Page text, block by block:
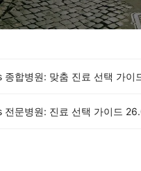
종합병원: 맞춤 진료 선택 가이
전문병원: 진료 선택 가이드